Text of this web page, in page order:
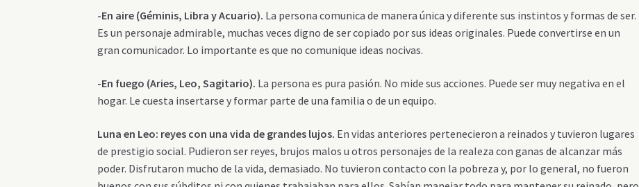
-En aire (Géminis, Libra y Acuario). La persona comunica de manera única y diferente sus instintos y formas de ser.
Es un personaje admirable, muchas veces digno de ser copiado por sus ideas originales. Puede convertirse en un
gran comunicador. Lo importante es que no comunique ideas nocivas.
-En fuego (Aries, Leo, Sagitario). La persona es pura pasión. No mide sus acciones. Puede ser muy negativa en el
hogar. Le cuesta insertarse y formar parte de una familia o de un equipo.
Luna en Leo: reyes con una vida de grandes lujos. En vidas anteriores pertenecieron a reinados y tuvieron lugares
de prestigio social. Pudieron ser reyes, brujos malos u otros personajes de la realeza con ganas de alcanzar más
poder. Disfrutaron mucho de la vida, demasiado. No tuvieron contacto con la pobreza y, por lo general, no fueron